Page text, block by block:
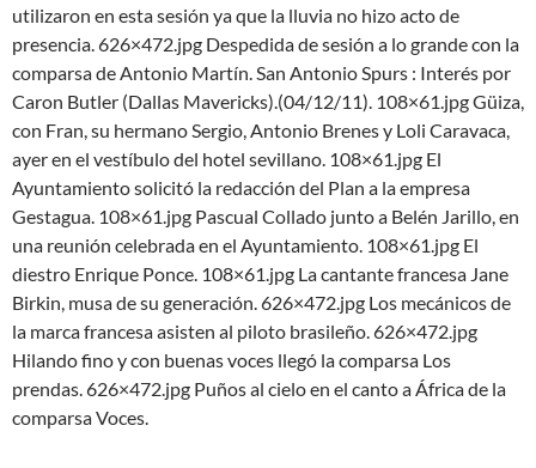
utilizaron en esta sesión ya que la lluvia no hizo acto de
presencia. 626×472.jpg Despedida de sesión a lo grande con la
comparsa de Antonio Martín. San Antonio Spurs : Interés por
Caron Butler (Dallas Mavericks).(04/12/11). 108×61.jpg Güiza,
con Fran, su hermano Sergio, Antonio Brenes y Loli Caravaca,
ayer en el vestíbulo del hotel sevillano. 108×61.jpg El
Ayuntamiento solicitó la redacción del Plan a la empresa
Gestagua. 108×61.jpg Pascual Collado junto a Belén Jarillo, en
una reunión celebrada en el Ayuntamiento. 108×61.jpg El
diestro Enrique Ponce. 108×61.jpg La cantante francesa Jane
Birkin, musa de su generación. 626×472.jpg Los mecánicos de
la marca francesa asisten al piloto brasileño. 626×472.jpg
Hilando fino y con buenas voces llegó la comparsa Los
prendas. 626×472.jpg Puños al cielo en el canto a África de la
comparsa Voces.